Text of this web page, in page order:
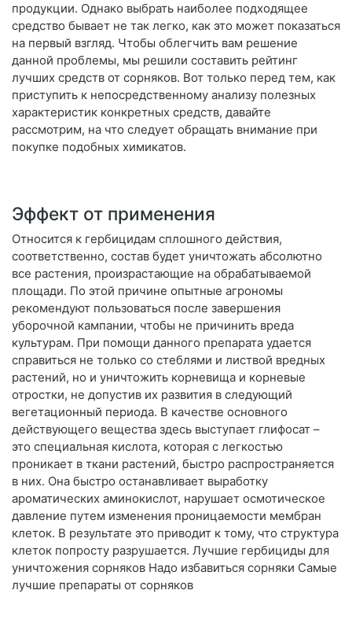
продукции. Однако выбрать наиболее подходящее
средство бывает не так легко, как это может показаться
на первый взгляд. Чтобы облегчить вам решение
данной проблемы, мы решили составить рейтинг
лучших средств от сорняков. Вот только перед тем, как
приступить к непосредственному анализу полезных
характеристик конкретных средств, давайте
рассмотрим, на что следует обращать внимание при
покупке подобных химикатов.
Эффект от применения
Относится к гербицидам сплошного действия,
соответственно, состав будет уничтожать абсолютно
все растения, произрастающие на обрабатываемой
площади. По этой причине опытные агрономы
рекомендуют пользоваться после завершения
уборочной кампании, чтобы не причинить вреда
культурам. При помощи данного препарата удается
справиться не только со стеблями и листвой вредных
растений, но и уничтожить корневища и корневые
отростки, не допустив их развития в следующий
вегетационный периода. В качестве основного
действующего вещества здесь выступает глифосат –
это специальная кислота, которая с легкостью
проникает в ткани растений, быстро распространяется
в них. Она быстро останавливает выработку
ароматических аминокислот, нарушает осмотическое
давление путем изменения проницаемости мембран
клеток. В результате это приводит к тому, что структура
клеток попросту разрушается. Лучшие гербициды для
уничтожения сорняков Надо избавиться сорняки Самые
лучшие препараты от сорняков